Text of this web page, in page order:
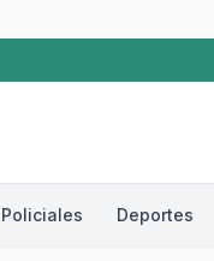
Policiales Deportes